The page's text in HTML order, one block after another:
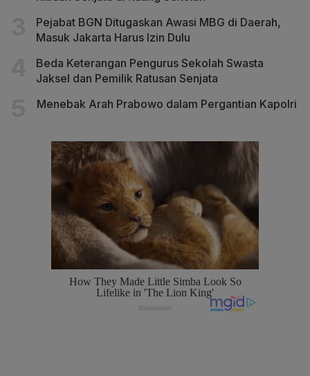
Pejabat BGN Ditugaskan Awasi MBG di Daerah,
Masuk Jakarta Harus Izin Dulu
Beda Keterangan Pengurus Sekolah Swasta
Jaksel dan Pemilik Ratusan Senjata
Menebak Arah Prabowo dalam Pergantian Kapolri